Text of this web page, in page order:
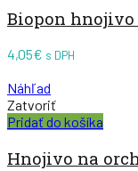
Biopon
4,05€ s DPH
Náhľad
Zatvoriť
Pridať do košíka
Hnojivo na